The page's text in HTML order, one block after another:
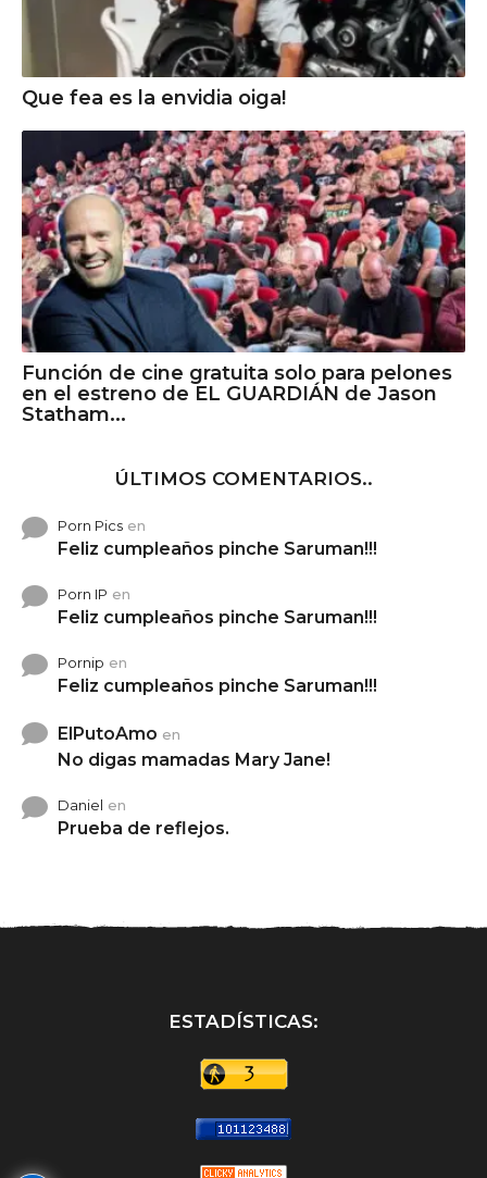
Que fea es la envidia oiga!
Función de cine gratuita solo para pelones
en el estreno de EL GUARDIÁN de Jason
Statham...
ÚLTIMOS COMENTARIOS..
Porn Pics en
Feliz cumpleaños pinche Saruman!!!
Porn IP en
Feliz cumpleaños pinche Saruman!!!
Pornip en
Feliz cumpleaños pinche Saruman!!!
ElPutoAmo en
No digas mamadas Mary Jane!
Daniel en
Prueba de reflejos.
ESTADÍSTICAS: